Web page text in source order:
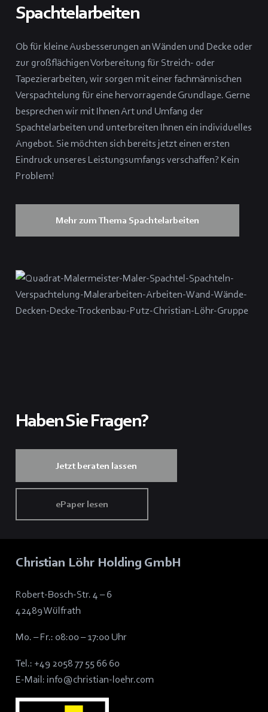
Spachtelarbeiten
Ob für kleine Ausbesserungen an Wänden und Decke oder
zur großflächigen Vorbereitung für Streich- oder
Tapezierarbeiten, wir sorgen mit einer fachmännischen
Verspachtelung für eine hervorragende Grundlage. Gerne
besprechen wir mit Ihnen Art und Umfang der
Spachtelarbeiten und unterbreiten Ihnen ein individuelles
Angebot. Sie möchten sich bereits jetzt einen ersten
Eindruck unseres Leistungsumfangs verschaffen? Kein
Problem!
Mehr zum Thema Spachtelarbeiten
Haben Sie Fragen?
Jetzt beraten lassen
ePaper lesen
Christian Löhr Holding GmbH
Robert-Bosch-Str. 4 – 6
42489 Wülfrath
Mo. – Fr.: 08:00 – 17:00 Uhr
Tel.: +49 2058 77 55 66 60
E-Mail: info@christian-loehr.com